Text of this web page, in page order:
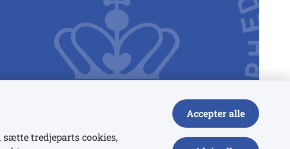
tredjeparts cookies,
Accepter alle